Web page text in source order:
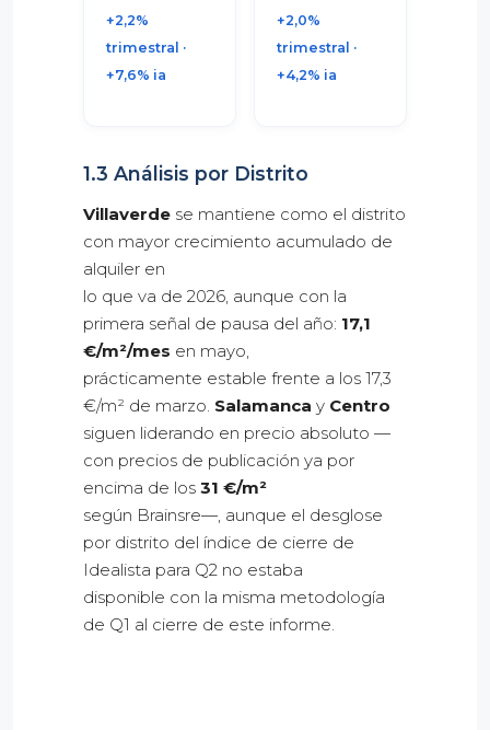
+2,2%
trimestral ·
+7,6% ia
+2,0%
trimestral ·
+4,2% ia
1.3 Análisis por Distrito
Villaverde se mantiene como el distrito
con mayor crecimiento acumulado de
alquiler en
lo que va de 2026, aunque con la
primera señal de pausa del año: 17,1
€/m²/mes en mayo,
prácticamente estable frente a los 17,3
€/m² de marzo. Salamanca y Centro
siguen liderando en precio absoluto —
con precios de publicación ya por
encima de los 31 €/m²
según Brainsre—, aunque el desglose
por distrito del índice de cierre de
Idealista para Q2 no estaba
disponible con la misma metodología
de Q1 al cierre de este informe.